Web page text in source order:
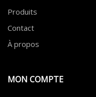
Produits
Contact
À propos
MON COMPTE